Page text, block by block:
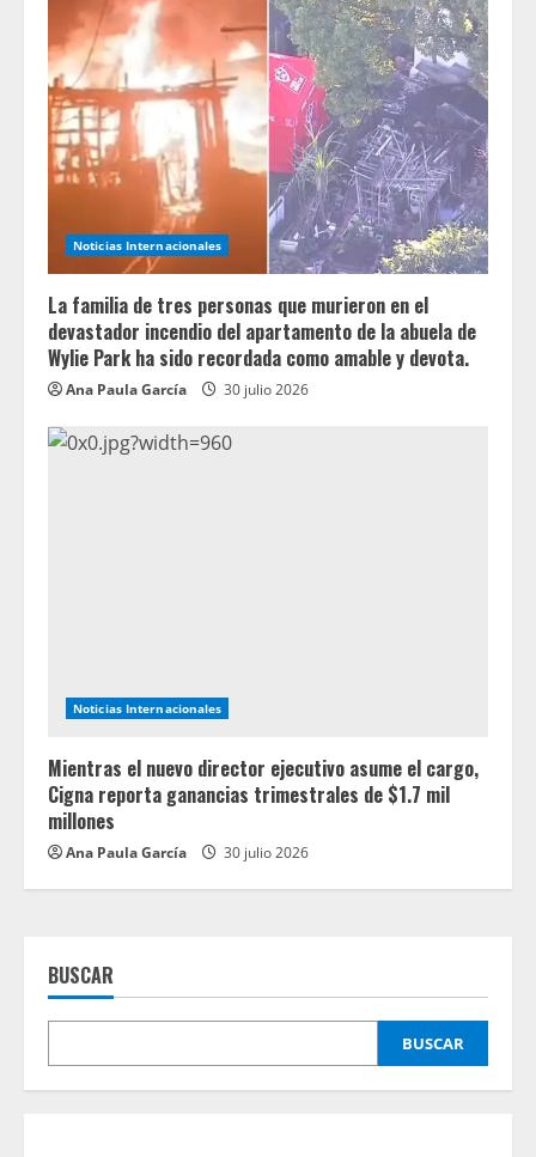
Noticias Internacionales
La familia de tres personas que murieron en el
devastador incendio del apartamento de la abuela de
Wylie Park ha sido recordada como amable y devota.
Ana Paula García 30 julio 2026
Noticias Internacionales
Mientras el nuevo director ejecutivo asume el cargo,
Cigna reporta ganancias trimestrales de $1.7 mil
millones
Ana Paula García 30 julio 2026
BUSCAR
BUSCAR